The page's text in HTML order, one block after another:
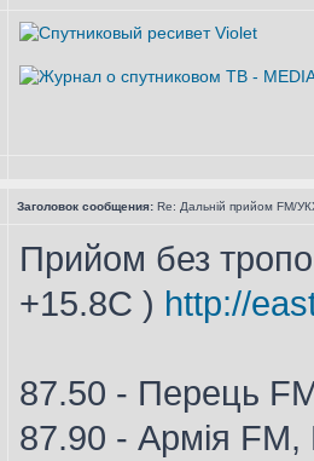
Заголовок сообщения: Re: Дальній прийом FM/
Прийом без
+15.8С ) http://
87.50 - Перець
87.90 - Армія FM,